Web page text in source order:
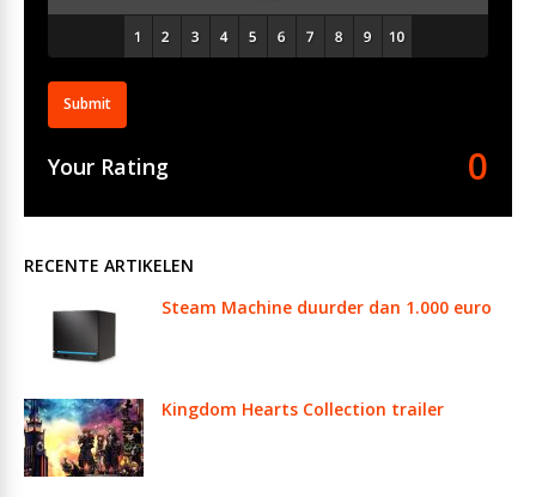
Submit
Your Rating 0
RECENTE ARTIKELEN
Steam Machine duurder dan 1.000 euro
Kingdom Hearts Collection trailer